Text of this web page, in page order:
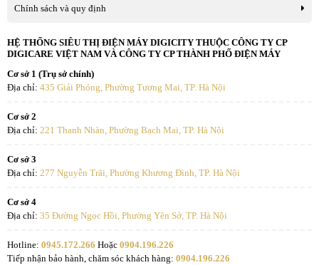
Chính sách và quy định
HỆ THỐNG SIÊU THỊ ĐIỆN MÁY DIGICITY THUỘC CÔNG TY CP
DIGICARE VIỆT NAM VÀ CÔNG TY CP THÀNH PHỐ ĐIỆN MÁY
Cơ sở 1 (Trụ sở chính)
Địa chỉ: 435 Giải Phóng, Phường Tương Mai, TP. Hà Nội
Cơ sở 2
Địa chỉ: 221 Thanh Nhàn, Phường Bạch Mai, TP. Hà Nội
Cơ sở 3
Địa chỉ: 277 Nguyễn Trãi, Phường Khương Đình, TP. Hà Nội
Cơ sở 4
Địa chỉ: 35 Đường Ngọc Hồi, Phường Yên Sở, TP. Hà Nội
Hotline: 0945.172.266 Hoặc 0904.196.226
Tiếp nhận bảo hành, chăm sóc khách hàng: 0904.196.226